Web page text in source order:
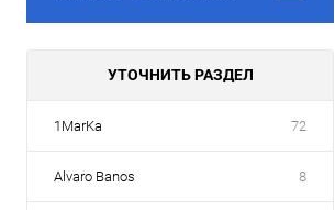
УТОЧНИТЬ РАЗДЕЛ
1MarKa 72
Alvaro Banos 8